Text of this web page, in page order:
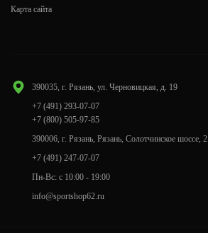
390035, г. Рязань, ул. Черновицкая, д. 19
+7 (491) 293-07-07
+7 (800) 505-97-85
390006, г. Рязань, Рязань, Солотчинское шоссе, 2
+7 (491) 247-07-07
Пн-Вс: с 10:00 - 19:00
info@sportshop62.ru
Карта сайта